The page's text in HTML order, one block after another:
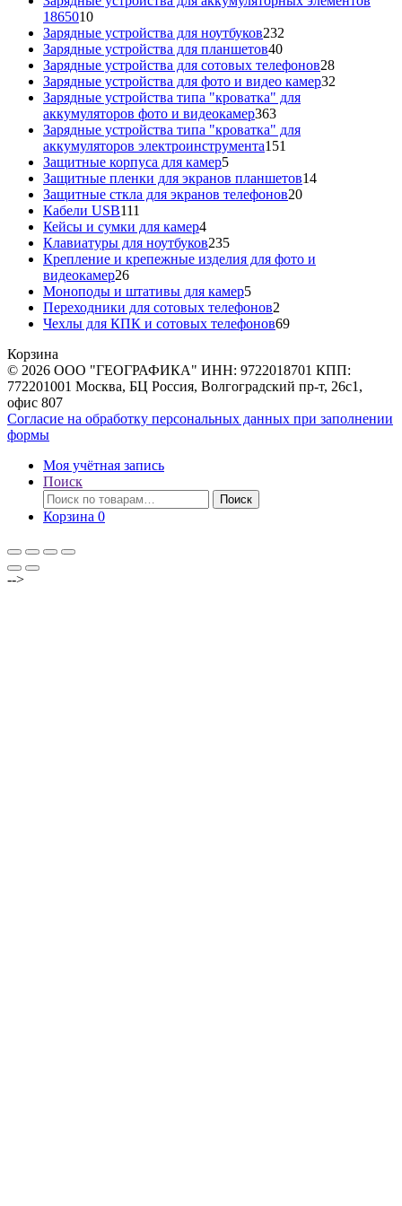
186501010
товаров
Зарядные устройства для ноутбуков232
Зарядные устройства для планшетов4040
товаров
Зарядные устройства для сотовых телефонов2828
товаров
Зарядные устройства для фото и видео камер32
Зарядные устройства типа "кроватка" для
аккумуляторов фото и видеокамер363363
товара
Зарядные устройства типа "кроватка" для
аккумуляторов электроинструмента151
Защитные корпуса для камер55
товаров
Защитные пленки для экранов планшетов1414
Защитные сткла для экранов телефонов2020
Кабели USB111
товаров
Кейсы и сумки для камер44
товара
Клавиатуры для ноутбуков235235
товаров
Крепление и крепежные изделия для фото и
видеокамер2626
товаров
Моноподы и штативы для камер55
товаров
Переходники для сотовых телефонов2
товара
Чехлы для КПК и сотовых телефонов6969
Корзина
© 2026 ООО "ГЕОГРАФИКА" ИНН: 9722018701 КПП:
772201001 Москва, БЦ Россия, Волгоградский пр-т, 26с1,
офис 807
Согласие на обработку персональных данных при заполнении
формы
Моя учётная запись
Поиск
Искать:
Поиск
Корзина 0
-->